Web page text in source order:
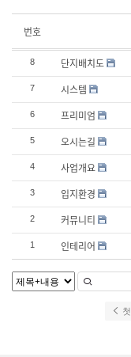
번호
8 단지배치도
7 시스템
6 프리미엄
5 오시는길
4 사업개요
3 입지환경
2 커뮤니티
1 인테리어